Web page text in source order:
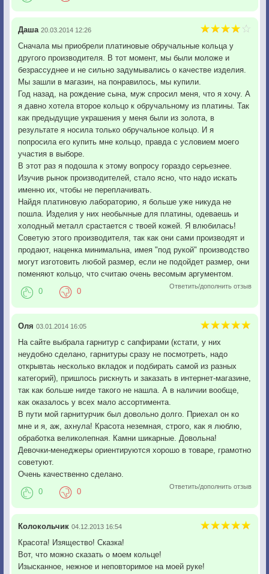
Даша 20.03.2014 12:26
Сначала мы приобрели платиновые обручальные кольца у
другого производителя. В тот момент, мы были моложе и
безрассуднее и не сильно задумывались о качестве изделия.
Мы зашли в магазин, на понравилось, мы купили.
Год назад, на рождение сына, муж спросил меня, что я хочу. А
я давно хотела второе кольцо к обручальному из платины. Так
как предыдущие украшения у меня были из золота, в
результате я носила только обручальное кольцо. И я
попросила его купить мне кольцо, правда с условием моего
участия в выборе.
В этот раз я подошла к этому вопросу гораздо серьезнее.
Изучив рынок производителей, стало ясно, что надо искать
именно их, чтобы не переплачивать.
Найдя платиновую лабораторию, я больше уже никуда не
пошла. Изделия у них необычные для платины, одеваешь и
холодный металл срастается с твоей кожей. Я влюбилась!
Советую этого производителя, так как они сами производят и
продают, наценка минимальна, имея "под рукой" производство
могут изготовить любой размер, если не подойдет размер, они
поменяют кольцо, что считаю очень весомым аргументом.
Ответить/дополнить отзыв
0 0
Оля 03.01.2014 16:05
На сайте выбрала гарнитур с сапфирами (кстати, у них
неудобно сделано, гарнитуры сразу не посмотреть, надо
открывтаь несколько вкладок и подбирать самой из разных
категорий), пришлось рискнуть и заказать в интернет-магазине,
так как больше нигде такого не нашла. А в наличии вообще,
как оказалось у всех мало ассортимента.
В пути мой гарнитурчик был довольно долго. Приехал он ко
мне и я, аж, ахнула! Красота неземная, строго, как я люблю,
обработка великолепная. Камни шикарные. Довольна!
Девочки-менеджеры ориентируются хорошо в товаре, грамотно
советуют.
Очень качественно сделано.
Ответить/дополнить отзыв
0 0
Колокольчик 04.12.2013 16:54
Красота! Изящество! Сказка!
Вот, что можно сказать о моем кольце!
Изысканное, нежное и неповторимое на моей руке!